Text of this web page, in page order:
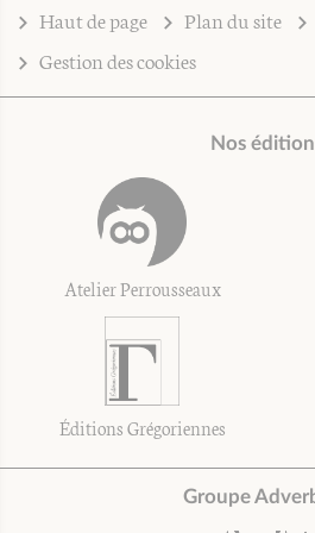
Haut de page Plan du site
Gestion des cookies
Nos
Atelier Perrousseaux
Éditions Grégoriennes
Groupe